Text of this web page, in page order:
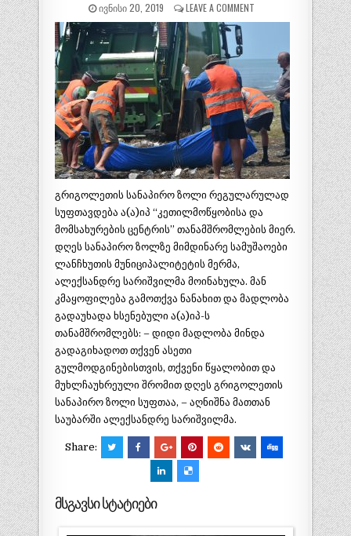
ᲘᲕᲜᲘᲡᲘ 20, 2019 LEAVE A COMMENT
გრიგოლეთის სანაპირო ზოლი რეგულარულად
სუფთავდება ა(ა)იპ “კეთილმოწყობისა და
მომსახურების ცენტრის” თანამშრომლების მიერ.
დღეს სანაპირო ზოლზე მიმდინარე სამუშაოები
ლანჩხუთის მუნიციპალიტეტის მერმა,
ალექსანდრე სარიშვილმა მოინახულა. მან
კმაყოფილება გამოთქვა ნანახით და მადლობა
გადაუხადა ხსენებული ა(ა)იპ-ს
თანამშრომლებს: – დიდი მადლობა მინდა
გადაგიხადოთ თქვენ ასეთი
გულმოდგინებისთვის, თქვენი წყალობით და
მუხლჩაუხრეული შრომით დღეს გრიგოლეთის
სანაპირო ზოლი სუფთაა, – აღნიშნა მათთან
საუბარში ალექსანდრე სარიშვილმა.
Share:
მსგავსი სტატიები